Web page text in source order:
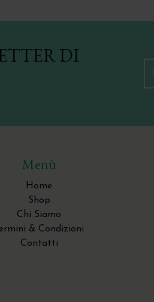
DI
Menù
Home
Shop
Chi Siamo
& Condizioni
Contatti